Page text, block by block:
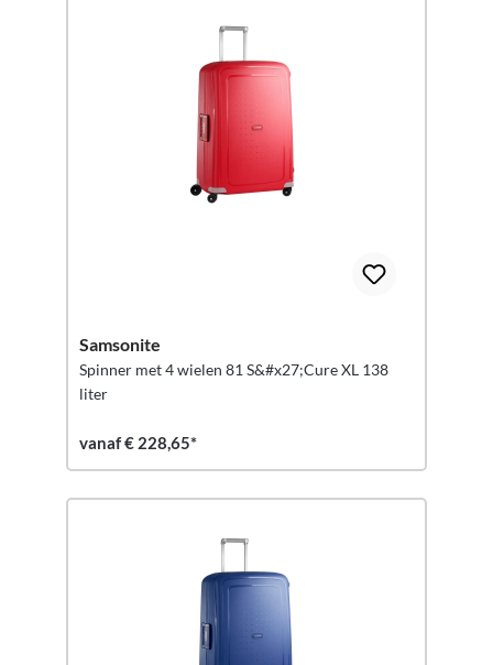
Samsonite
Spinner met 4 wielen 81 S&#x27;Cure XL 138
liter
vanaf € 228,65*